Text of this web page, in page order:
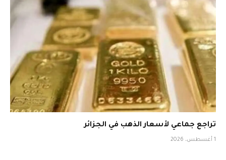
تراجع جماعي لأسعار الذهب في الجزائر
1 أغسطس، 2026